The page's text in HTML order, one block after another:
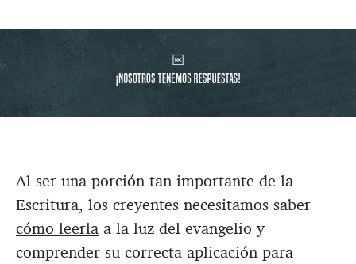
Al ser una porción tan importante de la
Escritura, los creyentes necesitamos saber
cómo leerla a la luz del evangelio y
comprender su correcta aplicación para